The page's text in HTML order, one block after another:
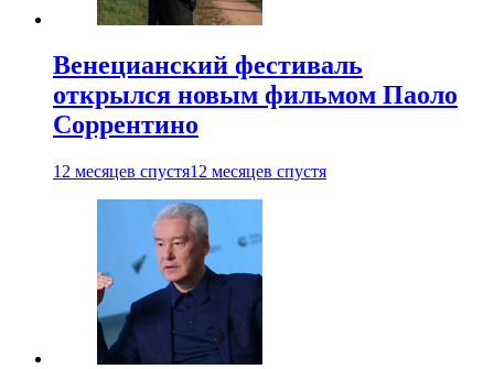
Венецианский фестиваль
открылся новым фильмом Паоло
Соррентино
12 месяцев спустя12 месяцев спустя